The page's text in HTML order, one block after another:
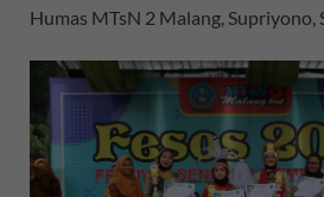
Humas MTsN 2 Malang, Supriyono,